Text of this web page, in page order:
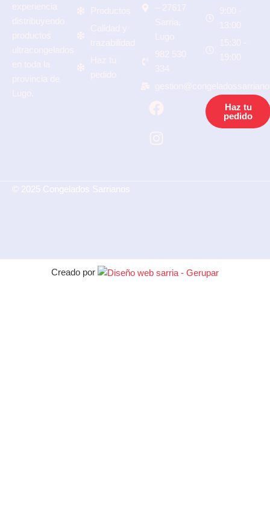
experiencia
distribuyendo
productos
ultracongelados
en toda la
provincia de
Lugo.
Productos
Calidad y
trazabilidad
Haz tu
pedido
– 27617
Sarria,
Lugo
982 530
334
F
a
c
e
I
n
s
t
9:00 -
13:00
15:30 -
19:00
Haz tu
pedido
© 2025 Congelados Sarrianos
Creado por